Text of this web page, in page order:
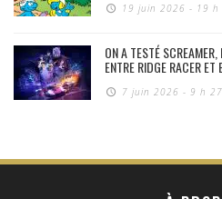
19 juin 2026 - 19 h
ON A TESTÉ
ENTRE RIDGE RACER ET
7 juin 2026 - 9 h 27